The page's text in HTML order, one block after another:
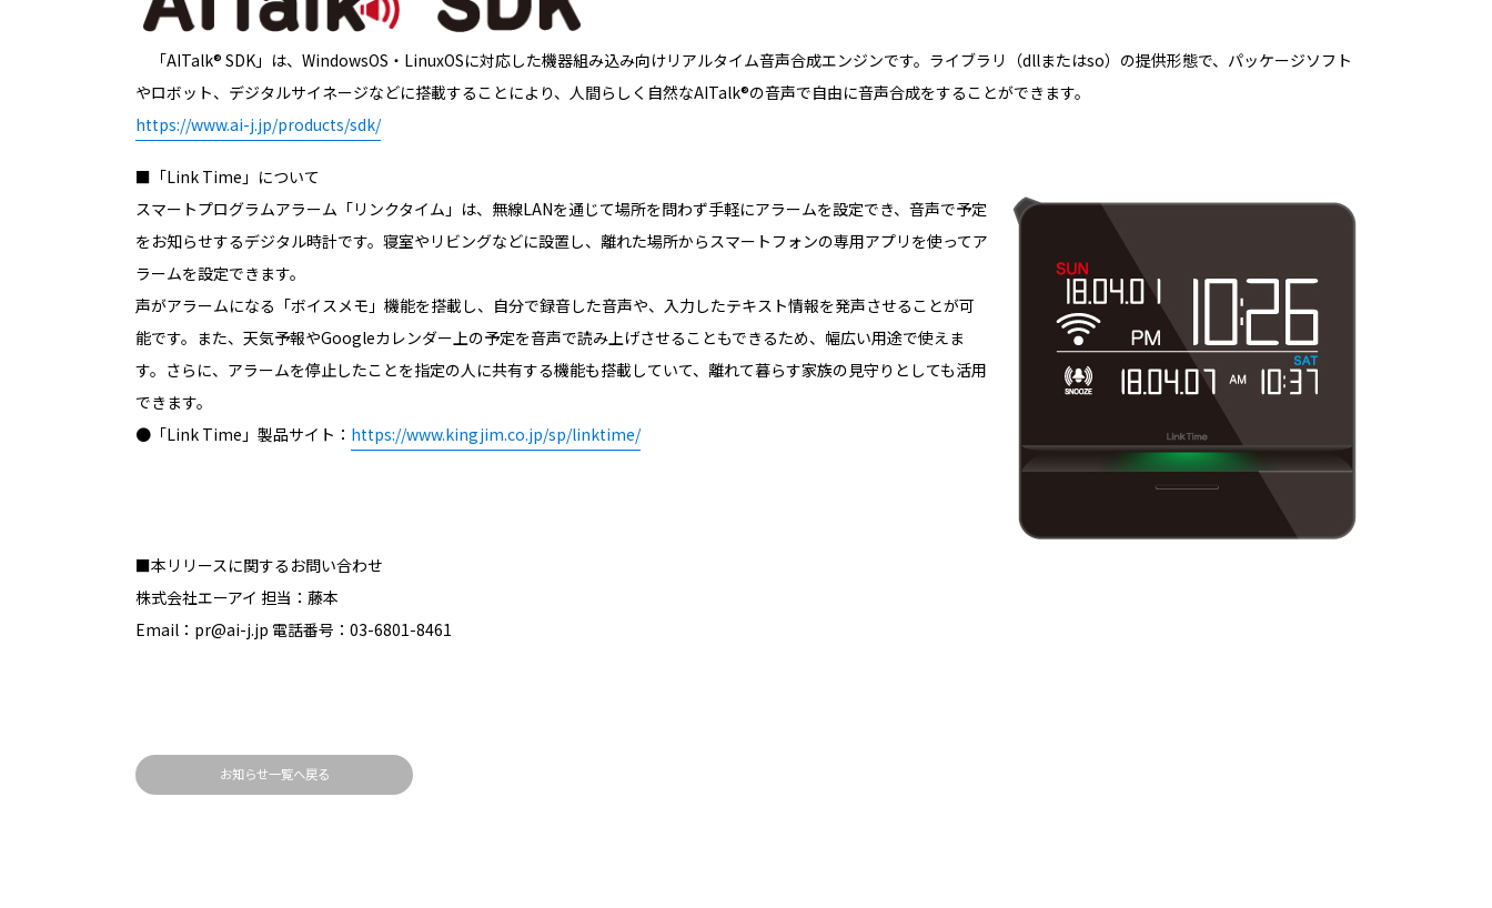
「AITalk® SDK」は、WindowsOS・LinuxOSに対応した機器組み込み向けリアルタイム音声合成エンジンです。ライブラリ（dllまたはso）の提供形態で、パッケージソフト
やロボット、デジタルサイネージなどに搭載することにより、人間らしく自然なAITalk®の音声で自由に音声合成をすることができます。
https://www.ai-j.jp/products/sdk/
■「Link Time」について
スマートプログラムアラーム「リンクタイム」は、無線LANを通じて場所を問わず手軽にアラームを設定でき、音声で予定
をお知らせするデジタル時計です。寝室やリビングなどに設置し、離れた場所からスマートフォンの専用アプリを使ってア
ラームを設定できます。
声がアラームになる「ボイスメモ」機能を搭載し、自分で録音した音声や、入力したテキスト情報を発声させることが可
能です。また、天気予報やGoogleカレンダー上の予定を音声で読み上げさせることもできるため、幅広い用途で使えま
す。さらに、アラームを停止したことを指定の人に共有する機能も搭載していて、離れて暮らす家族の見守りとしても活用
できます。
●「Link Time」製品サイト： https://www.kingjim.co.jp/sp/linktime/
■本リリースに関するお問い合わせ
株式会社エーアイ 担当：藤本
Email：pr@ai-j.jp 電話番号：03-6801-8461
お知らせ一覧へ戻る